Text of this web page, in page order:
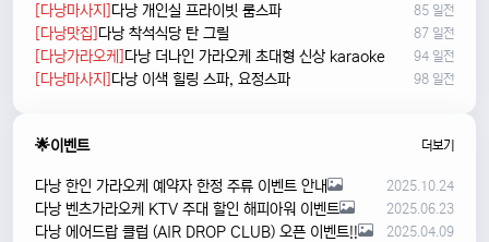
[다낭마사지]다낭 개인실 프라이빗 룸스파 85 일전
[다낭맛집]다낭 착석식당 탄 그릴 87 일전
[다낭가라오케]다낭 더나인 가라오케 초대형 신상 karaoke 94 일전
[다낭마사지]다낭 이색 힐링 스파, 요정스파 98 일전
🌟이벤트 더보기
다낭 한인 가라오케 예약자 한정 주류 이벤트 안내 2025.10.24
다낭 벤츠가라오케 KTV 주대 할인 해피아워 이벤트 2025.06.23
다낭 에어드랍 클럽 (AIR DROP CLUB) 오픈 이벤트!! 2025.04.09